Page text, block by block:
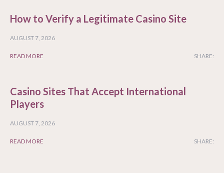
How to Verify a Legitimate Casino Site
AUGUST 7, 2026
READ MORE SHARE:
Casino Sites That Accept International
Players
AUGUST 7, 2026
READ MORE SHARE: